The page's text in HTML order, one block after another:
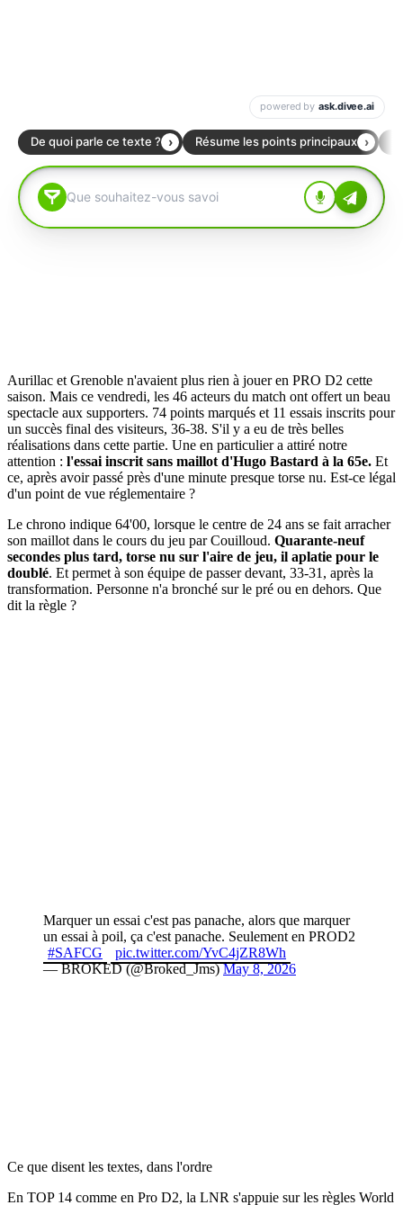
Aurillac et Grenoble n'avaient plus rien à jouer en PRO D2 cette
saison. Mais ce vendredi, les 46 acteurs du match ont offert un beau
spectacle aux supporters. 74 points marqués et 11 essais inscrits pour
un succès final des visiteurs, 36-38. S'il y a eu de très belles
réalisations dans cette partie. Une en particulier a attiré notre
attention : l'essai inscrit sans maillot d'Hugo Bastard à la 65e. Et
ce, après avoir passé près d'une minute presque torse nu. Est-ce légal
d'un point de vue réglementaire ?
Le chrono indique 64'00, lorsque le centre de 24 ans se fait arracher
son maillot dans le cours du jeu par Couilloud. Quarante-neuf
secondes plus tard, torse nu sur l'aire de jeu, il aplatie pour le
doublé. Et permet à son équipe de passer devant, 33-31, après la
transformation. Personne n'a bronché sur le pré ou en dehors. Que
dit la règle ?
Marquer un essai c'est pas panache, alors que marquer
un essai à poil, ça c'est panache. Seulement en PROD2
#SAFCG
pic.twitter.com/YvC4jZR8Wh
— BROKED (@Broked_Jms)May 8, 2026
Ce que disent les textes, dans l'ordre
En TOP 14 comme en Pro D2, la LNR s'appuie sur les règles World